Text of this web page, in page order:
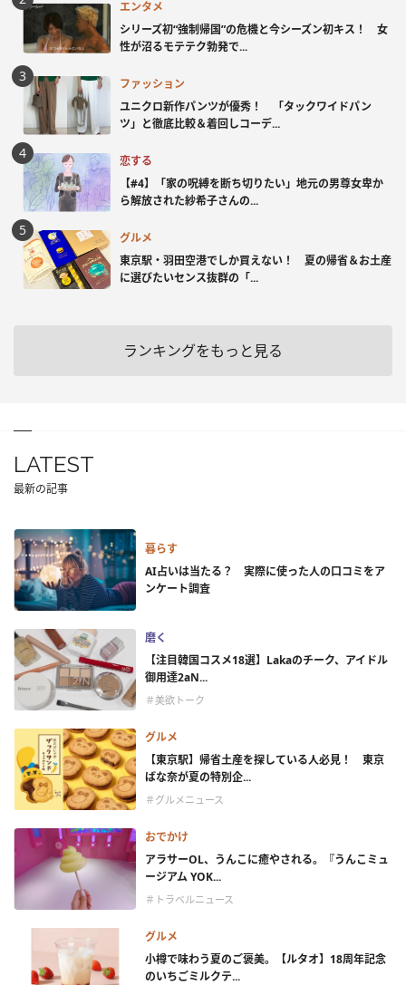
エンタメ
シリーズ初“強制帰国”の危機と今シーズン初キス！ 女
性が沼るモテテク勃発で...
ファッション
ユニクロ新作パンツが優秀！ 「タックワイドパン
ツ」と徹底比較＆着回しコーデ...
恋する
【#4】「家の呪縛を断ち切りたい」地元の男尊女卑か
ら解放された紗希子さんの...
グルメ
東京駅・羽田空港でしか買えない！ 夏の帰省＆お土産
に選びたいセンス抜群の「...
ランキングをもっと見る
LATEST
最新の記事
暮らす
AI占いは当たる？ 実際に使った人の口コミをア
ンケート調査
磨く
【注目韓国コスメ18選】Lakaのチーク、アイドル
御用達2aN...
＃美欲トーク
グルメ
【東京駅】帰省土産を探している人必見！ 東京
ばな奈が夏の特別企...
＃グルメニュース
おでかけ
アラサーOL、うんこに癒やされる。『うんこミュ
ージアム YOK...
＃トラベルニュース
グルメ
小樽で味わう夏のご褒美。【ルタオ】18周年記念
のいちごミルクテ...